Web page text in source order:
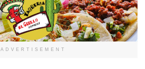
ADVERTISEMENT